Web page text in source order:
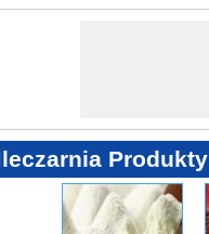
Produkty